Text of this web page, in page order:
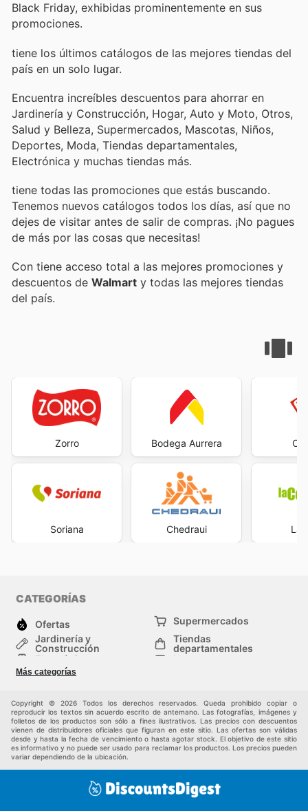
Black Friday, exhibidas prominentemente en sus
promociones.
tiene los últimos catálogos de las mejores tiendas del
país en un solo lugar.
Encuentra increíbles descuentos para ahorrar en
Jardinería y Construcción, Hogar, Auto y Moto, Otros,
Salud y Belleza, Supermercados, Mascotas, Niños,
Deportes, Moda, Tiendas departamentales,
Electrónica y muchas tiendas más.
tiene todas las promociones que estás buscando.
Tenemos nuevos catálogos todos los días, así que no
dejes de visitar antes de salir de compras. ¡No pagues
de más por las cosas que necesitas!
Con tiene acceso total a las mejores promociones y
descuentos de Walmart y todas las mejores tiendas
del país.
Zorro
Soriana
Bodega Aurrera
Chedraui La
CATEGORÍAS
Ofertas
Supermercados
Jardinería y
Construcción
Tiendas
departamentales
Electrónica
Hogar
Salud y Belleza
Otros
Más categorías
Copyright © 2026 Todos los derechos reservados. Queda prohibido copiar o
reproducir los textos sin acuerdo escrito de antemano. Las fotografías, imágenes y
folletos de los productos son sólo a fines ilustrativos. Las precios con descuentos
vienen de distribuidores oficiales que figuran en este sitio. Las ofertas son válidas
desde y hasta la fecha de vencimiento o hasta agotar stock. El objetivo de este sitio
es informativo y no puede ser usado para reclamar los productos. Los precios pueden
variar dependiendo de la ubicación.